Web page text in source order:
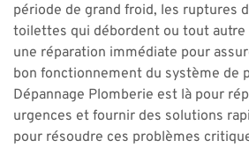
période de grand froid, les ruptures
toilettes qui débordent ou tout
une réparation immédiate pour
bon fonctionnement du système de
Dépannage Plomberie est là pour
urgences et fournir des solutions
pour résoudre ces problèmes